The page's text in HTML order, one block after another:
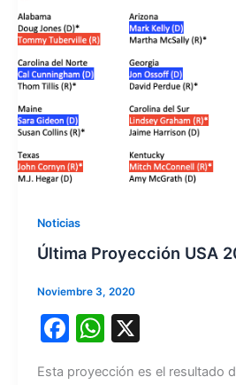
Noticias
Última Proyección USA
Noviembre 3, 2020
F W X
Esta proyección es el resultado